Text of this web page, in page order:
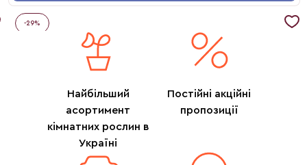
-29%
Найбільший
асортимент
кімнатних рослин в
Україні
Постійні акційні
пропозиції